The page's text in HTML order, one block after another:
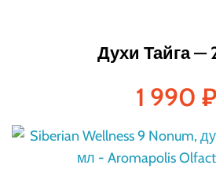
Духи Тайга —
1 990 ₽